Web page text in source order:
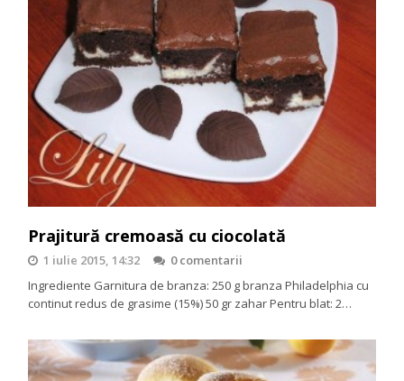
Prajitură cremoasă cu ciocolată
1 iulie 2015, 14:32
0 comentarii
Ingrediente Garnitura de branza: 250 g branza Philadelphia cu
continut redus de grasime (15%) 50 gr zahar Pentru blat: 2…